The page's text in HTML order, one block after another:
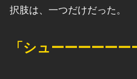
択肢は、一つだけだった。
「シューーーーーー